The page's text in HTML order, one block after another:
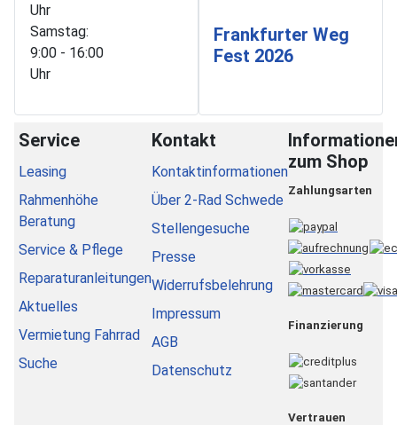
Uhr
Samstag:
9:00 - 16:00
Uhr
Frankfurter Weg
Fest 2026
Service
Leasing
Rahmenhöhe
Beratung
Service & Pflege
Reparaturanleitungen
Aktuelles
Vermietung Fahrrad
Suche
Kontakt
Kontaktinformationen
Über 2-Rad Schwede
Stellengesuche
Presse
Widerrufsbelehrung
Impressum
AGB
Datenschutz
zum Shop
Zahlungsarten
Finanzierung
Vertrauen